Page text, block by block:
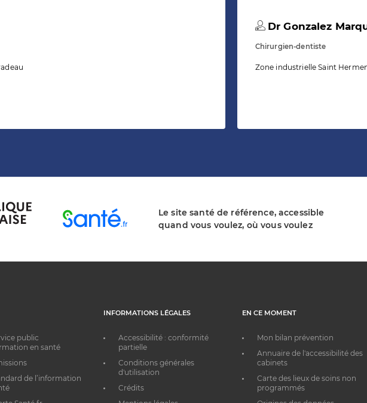
Dr Gonzalez
Chirurgien-dentiste
Zone industrielle Saint
Le site santé de référence, accessible
quand vous voulez, où vous voulez
public
en santé
de l’information
INFORMATIONS LÉGALES
Accessibilité : conformité
partielle
Conditions générales
d'utilisation
Crédits
EN CE MOMENT
Mon bilan prévention
Annuaire de l'accessibilité des
cabinets
Carte des lieux de soins non
programmés